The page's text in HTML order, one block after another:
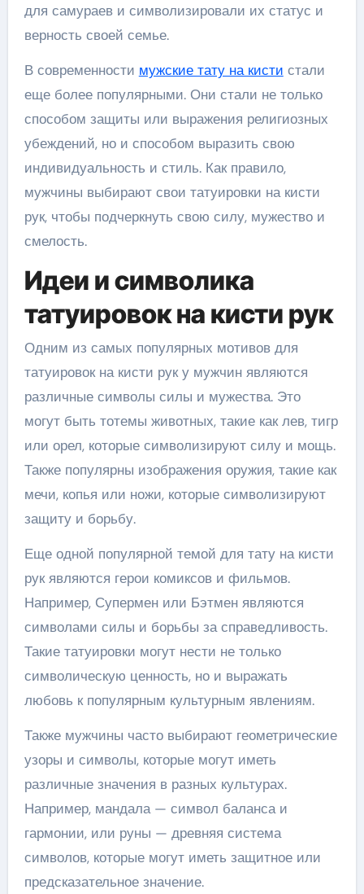
для самураев и символизировали их статус и
верность своей семье.
В современности мужские тату на кисти стали
еще более популярными. Они стали не только
способом защиты или выражения религиозных
убеждений, но и способом выразить свою
индивидуальность и стиль. Как правило,
мужчины выбирают свои татуировки на кисти
рук, чтобы подчеркнуть свою силу, мужество и
смелость.
Идеи и символика
татуировок на кисти рук
Одним из самых популярных мотивов для
татуировок на кисти рук у мужчин являются
различные символы силы и мужества. Это
могут быть тотемы животных, такие как лев, тигр
или орел, которые символизируют силу и мощь.
Также популярны изображения оружия, такие как
мечи, копья или ножи, которые символизируют
защиту и борьбу.
Еще одной популярной темой для тату на кисти
рук являются герои комиксов и фильмов.
Например, Супермен или Бэтмен являются
символами силы и борьбы за справедливость.
Такие татуировки могут нести не только
символическую ценность, но и выражать
любовь к популярным культурным явлениям.
Также мужчины часто выбирают геометрические
узоры и символы, которые могут иметь
различные значения в разных культурах.
Например, мандала — символ баланса и
гармонии, или руны — древняя система
символов, которые могут иметь защитное или
предсказательное значение.